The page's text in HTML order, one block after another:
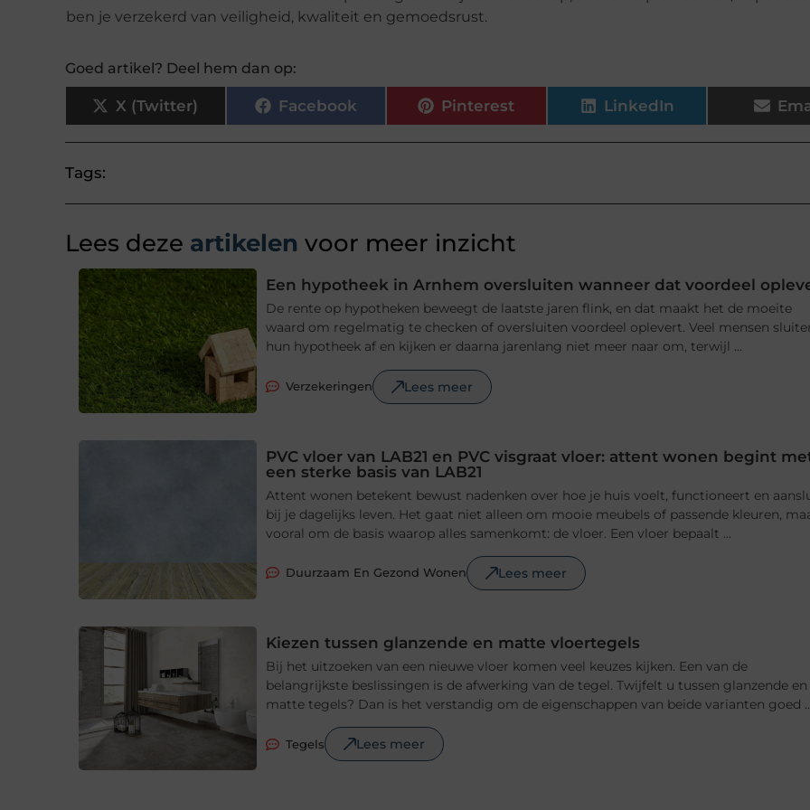
ben je verzekerd van veiligheid, kwaliteit en gemoedsrust.
Goed artikel? Deel hem dan op:
X (Twitter) Facebook Pinterest LinkedIn
Tags:
Lees deze artikelen voor meer inzicht
Een hypotheek in Arnhem oversluiten wanneer dat voordeel
De rente op hypotheken beweegt de laatste jaren flink, en dat maakt het de moeite
waard om regelmatig te checken of oversluiten voordeel oplevert. Veel mensen
hun hypotheek af en kijken er daarna jarenlang niet meer naar om, terwijl ...
Verzekeringen Lees meer
PVC vloer van LAB21 en PVC visgraat vloer: attent wonen begint
een sterke basis van LAB21
Attent wonen betekent bewust nadenken over hoe je huis voelt, functioneert en
bij je dagelijks leven. Het gaat niet alleen om mooie meubels of passende kleuren,
vooral om de basis waarop alles samenkomt: de vloer. Een vloer bepaalt ...
Duurzaam En Gezond Wonen Lees meer
Kiezen tussen glanzende en matte vloertegels
Bij het uitzoeken van een nieuwe vloer komen veel keuzes kijken. Een van de
belangrijkste beslissingen is de afwerking van de tegel. Twijfelt u tussen glanzende en
matte tegels? Dan is het verstandig om de eigenschappen van beide varianten goed
Tegels Lees meer